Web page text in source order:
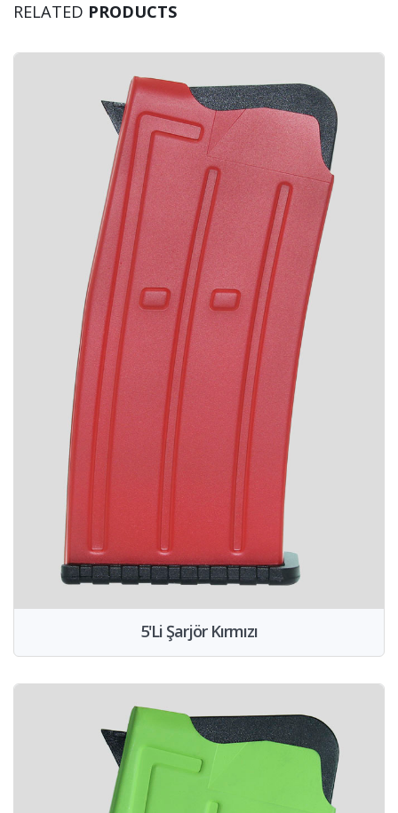
RELATED PRODUCTS
5'Li Şarjör Kırmızı